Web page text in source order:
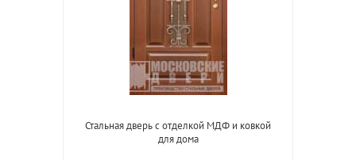
Стальная дверь с отделкой МДФ и ковкой
для дома